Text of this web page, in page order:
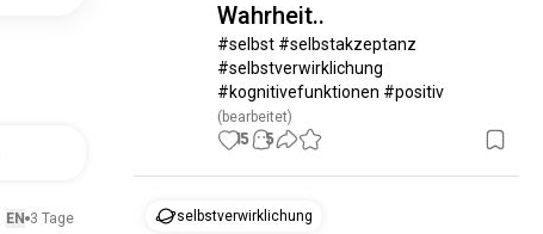
EN 3 Tage
Wahrheit..
#selbst #selbstakzeptanz
#selbstverwirklichung
#kognitivefunktionen #positiv
(bearbeitet)
15 5
selbstverwirklichung